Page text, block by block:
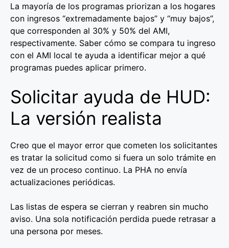
La mayoría de los programas priorizan a los hogares
con ingresos “extremadamente bajos” y “muy bajos”,
que corresponden al 30% y 50% del AMI,
respectivamente. Saber cómo se compara tu ingreso
con el AMI local te ayuda a identificar mejor a qué
programas puedes aplicar primero.
Solicitar ayuda de HUD:
La versión realista
Creo que el mayor error que cometen los solicitantes
es tratar la solicitud como si fuera un solo trámite en
vez de un proceso continuo. La PHA no envía
actualizaciones periódicas.
Las listas de espera se cierran y reabren sin mucho
aviso. Una sola notificación perdida puede retrasar a
una persona por meses.